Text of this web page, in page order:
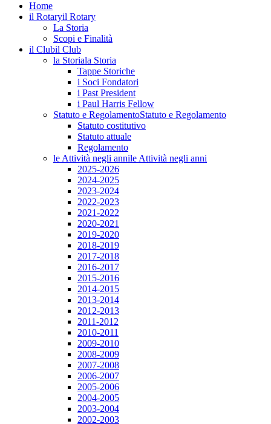
Home
il Rotaryil Rotary
La Storia
Scopi e Finalità
il Clubil Club
la Storiala Storia
Tappe Storiche
i Soci Fondatori
i Past President
i Paul Harris Fellow
Statuto e RegolamentoStatuto e Regolamento
Statuto costitutivo
Statuto attuale
Regolamento
le Attività negli annile Attività negli anni
2025-2026
2024-2025
2023-2024
2022-2023
2021-2022
2020-2021
2019-2020
2018-2019
2017-2018
2016-2017
2015-2016
2014-2015
2013-2014
2012-2013
2011-2012
2010-2011
2009-2010
2008-2009
2007-2008
2006-2007
2005-2006
2004-2005
2003-2004
2002-2003